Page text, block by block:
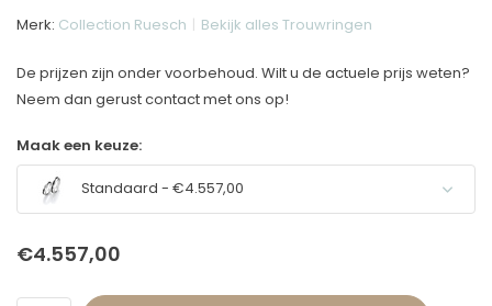
Merk: Collection Ruesch Bekijk alles Trouwringen
De prijzen zijn onder voorbehoud. Wilt u de actuele prijs weten?
Neem dan gerust contact met ons op!
Maak een keuze:
Standaard - €4.557,00
€4.557,00